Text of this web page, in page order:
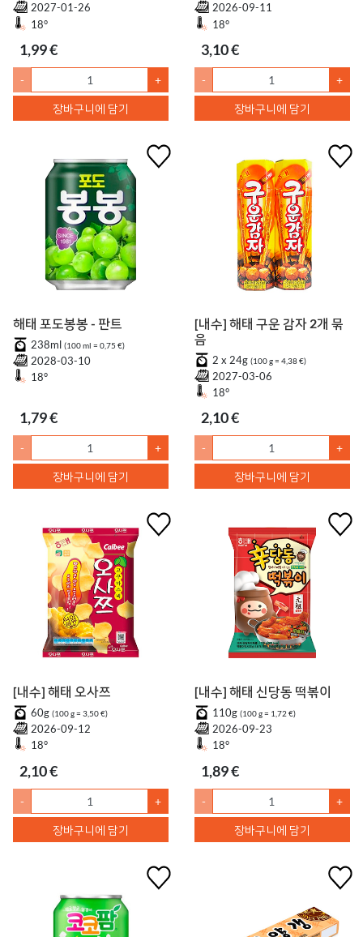
2027-01-26
18°
1,99 €
- +
장바구니에 담기
2026-09-11
18°
3,10 €
- +
장바구니에 담기
해태 포도봉봉 - 판트
238ml (100 ml = 0,75 €)
2028-03-10
18°
1,79 €
- +
장바구니에 담기
[내수] 해태 구운 감자 2개 묶
음
2 x 24g (100 g = 4,38 €)
2027-03-06
18°
2,10 €
- +
장바구니에 담기
[내수] 해태 오사쯔
60g (100 g = 3,50 €)
2026-09-12
18°
2,10 €
- +
장바구니에 담기
[내수] 해태 신당동 떡볶이
110g (100 g = 1,72 €)
2026-09-23
18°
1,89 €
- +
장바구니에 담기